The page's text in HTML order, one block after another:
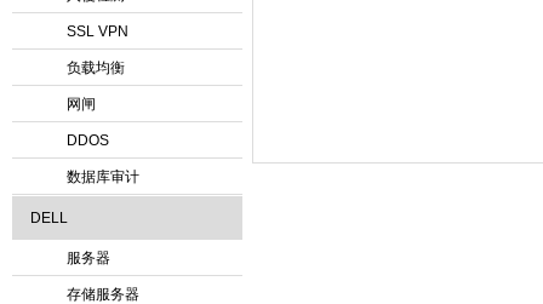
SSL VPN
负载均衡
网闸
DDOS
数据库审计
DELL
服务器
存储服务器